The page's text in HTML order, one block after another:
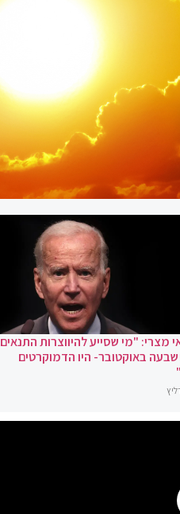
מצרי: "מי שסייע להיווצרות התנאים
באוקטובר- היו הדמוקרטים